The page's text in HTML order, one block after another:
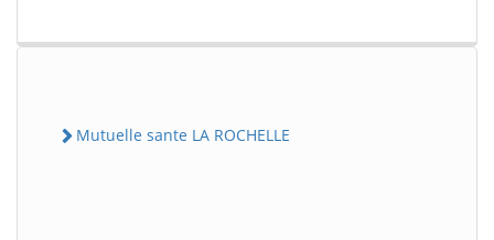
Mutuelle sante LA ROCHELLE